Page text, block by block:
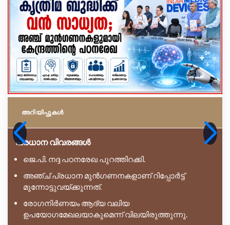
അറിയിപ്പുകള്‍
പ്രധാന വിവരങ്ങൾ
ജെ.പി. നദ്ദ പഠനരേഖ പുറത്തിറക്കി.
അഞ്ച് പ്രധാന മുൻഗണനകളാണ് റിപ്പോർട്ട്
മുന്നോട്ടുവയ്ക്കുന്നത്.
രോഗനിർണയം ആദ്യ വലിയ
ഉപയോഗമേഖലയാകുമെന്ന് വിലയിരുത്തുന്നു.